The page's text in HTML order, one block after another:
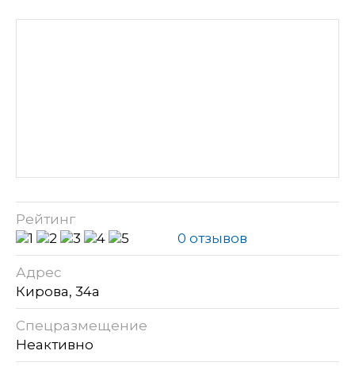
Рейтинг
0 отзывов
Адрес
Кирова, 34а
Спецразмещение
Неактивно